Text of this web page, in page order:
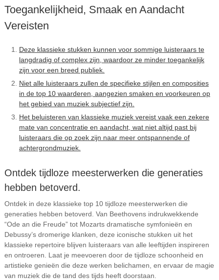
Toegankelijkheid, Smaak en Aandacht
Vereisten
Deze klassieke stukken kunnen voor sommige luisteraars te
langdradig of complex zijn, waardoor ze minder toegankelijk
zijn voor een breed publiek.
Niet alle luisteraars zullen de specifieke stijlen en composities
in de top 10 waarderen, aangezien smaken en voorkeuren op
het gebied van muziek subjectief zijn.
Het beluisteren van klassieke muziek vereist vaak een zekere
mate van concentratie en aandacht, wat niet altijd past bij
luisteraars die op zoek zijn naar meer ontspannende of
achtergrondmuziek.
Ontdek tijdloze meesterwerken die generaties
hebben betoverd.
Ontdek in deze klassieke top 10 tijdloze meesterwerken die
generaties hebben betoverd. Van Beethovens indrukwekkende
“Ode an die Freude” tot Mozarts dramatische symfonieën en
Debussy’s dromerige klanken, deze iconische stukken uit het
klassieke repertoire blijven luisteraars van alle leeftijden inspireren
en ontroeren. Laat je meevoeren door de tijdloze schoonheid en
artistieke genieën die deze werken belichamen, en ervaar de magie
van muziek die de tand des tijds heeft doorstaan.